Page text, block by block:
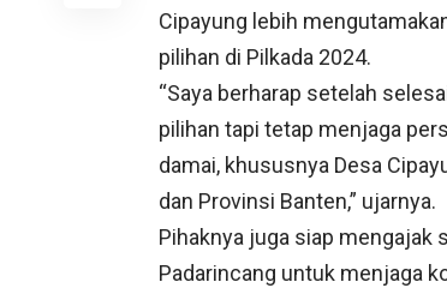
Cipayung lebih
pilihan di Pilkada 2024.
“Saya berharap setelah
pilihan tapi tetap menjaga
damai, khususnya Desa
dan Provinsi Banten,” ujarnya.
Pihaknya juga siap mengajak
Padarincang untuk menjaga